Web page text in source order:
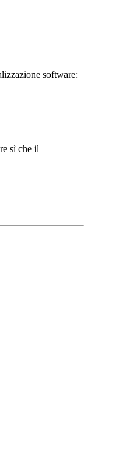
software:
sì che il